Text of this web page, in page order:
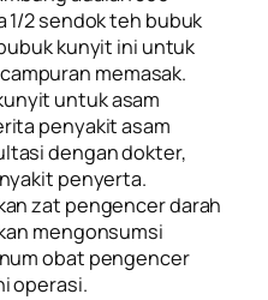
1/2 sendok teh bubuk
kunyit ini untuk
memasak.
untuk asam
penyakit asam
dengan dokter,
penyerta.
zat pengencer darah
mengonsumsi
obat pengencer
operasi.